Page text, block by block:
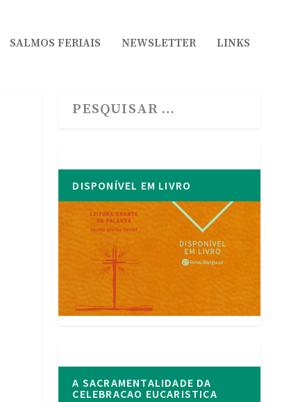
SALMOS FERIAIS NEWSLETTER LINKS
DISPONÍVEL EM LIVRO
A SACRAMENTALIDADE DA
CELEBRACAO EUCARISTICA